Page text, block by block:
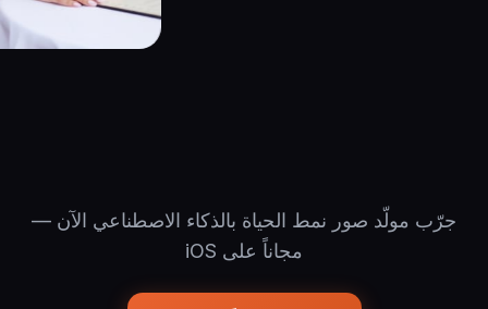
جرّب مولّد صور نمط الحياة بالذكاء الاصطناعي الآن —
مجاناً على iOS